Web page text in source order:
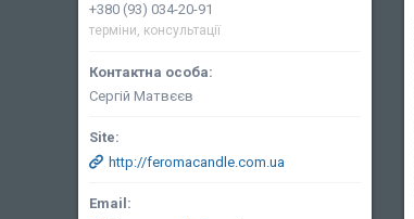
+380 (93) 034-20-91
терміни, консультації
Сергій Матвєєв
http://feromacandle.com.ua